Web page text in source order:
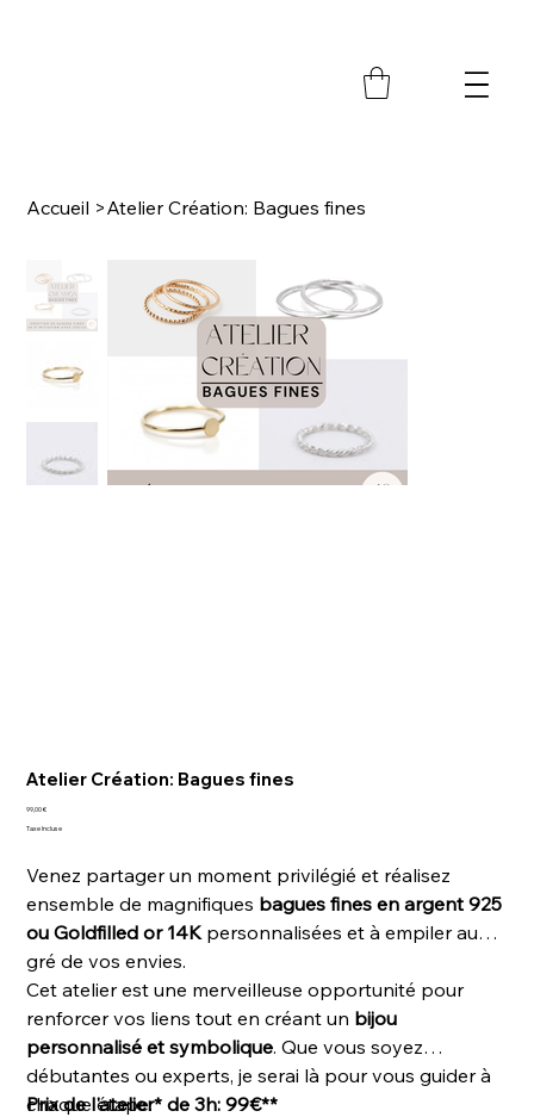
Accueil >Atelier Création: Bagues fines
Atelier Création: Bagues fines
Prix
99,00 €
Taxe Incluse
Venez partager un moment privilégié et réalisez
ensemble de magnifiques bagues fines en argent 925
ou Goldfilled or 14K personnalisées et à empiler au
gré de vos envies.
Cet atelier est une merveilleuse opportunité pour
renforcer vos liens tout en créant un bijou
personnalisé et symbolique. Que vous soyez
débutantes ou experts, je serai là pour vous guider à
chaque étape.
Prix de l'atelier* de 3h: 99€**